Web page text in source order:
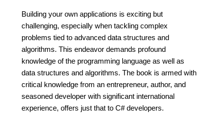
Building your own applications is exciting but
challenging, especially when tackling complex
problems tied to advanced data structures and
algorithms. This endeavor demands profound
knowledge of the programming language as well as
data structures and algorithms. The book is armed with
critical knowledge from an entrepreneur, author, and
seasoned developer with significant international
experience, offers just that to C# developers.